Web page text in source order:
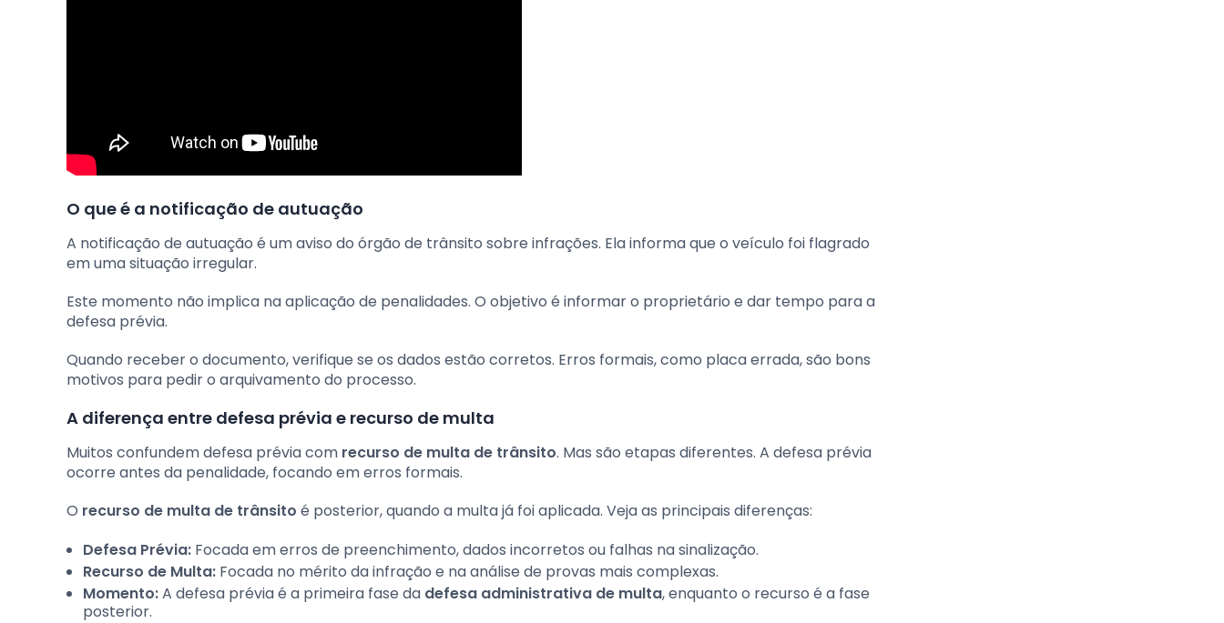
O que é a notificação de autuação
A notificação de autuação é um aviso do órgão de trânsito sobre infrações. Ela informa que o veículo foi flagrado
em uma situação irregular.
Este momento não implica na aplicação de penalidades. O objetivo é informar o proprietário e dar tempo para a
defesa prévia.
Quando receber o documento, verifique se os dados estão corretos. Erros formais, como placa errada, são bons
motivos para pedir o arquivamento do processo.
A diferença entre defesa prévia e recurso de multa
Muitos confundem defesa prévia com recurso de multa de trânsito. Mas são etapas diferentes. A defesa prévia
ocorre antes da penalidade, focando em erros formais.
O recurso de multa de trânsito é posterior, quando a multa já foi aplicada. Veja as principais diferenças:
Defesa Prévia: Focada em erros de preenchimento, dados incorretos ou falhas na sinalização.
Recurso de Multa: Focada no mérito da infração e na análise de provas mais complexas.
Momento:A defesa prévia é a primeira fase da defesa administrativa de multa, enquanto o recurso é a fase
posterior.